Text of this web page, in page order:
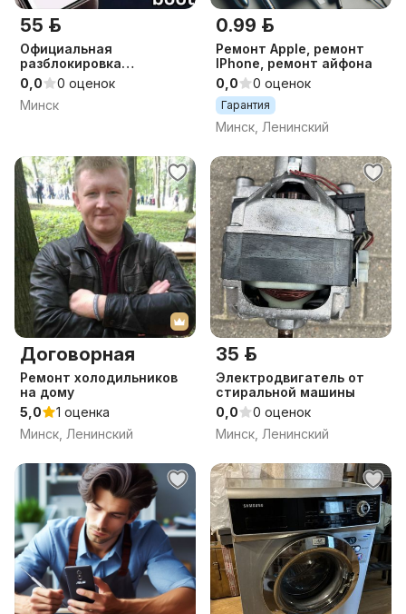
55 р.
Официальная
разблокировка
загрузчика Xiaomi unlock
0,0
0 оценок
Минск
0.99 р.
Ремонт Apple, ремонт
IPhone, ремонт айфона
0,0
0 оценок
Гарантия
Минск, Ленинский
Договорная
Ремонт холодильников
на дому
5,0
1 оценка
Минск, Ленинский
35 р.
Электродвигатель от
стиральной машины
0,0
0 оценок
Минск, Ленинский